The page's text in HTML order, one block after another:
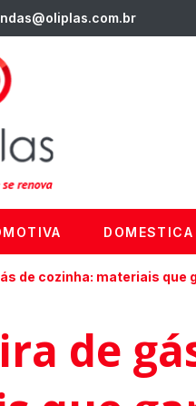
DOMESTICA
de cozinha: materiais que
de